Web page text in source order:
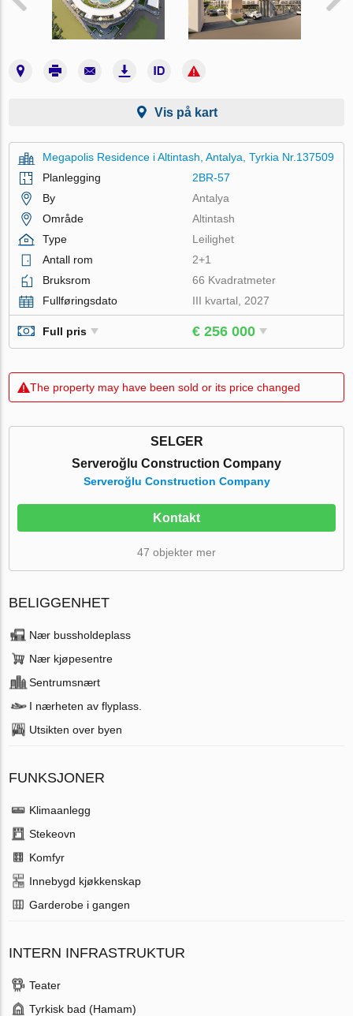
Vis på kart
Megapolis Residence i Altintash, Antalya, Tyrkia Nr.137509
Planlegging
2BR-57
By
Antalya
Område
Altintash
Type
Leilighet
Antall rom
2+1
Bruksrom
66 Kvadratmeter
Fullføringsdato
III kvartal, 2027
Full pris € 256 000
The property may have been sold or its price changed
SELGER
Serveroğlu Construction Company
Serveroğlu Construction Company
Kontakt
47 objekter mer
BELIGGENHET
Nær bussholdeplass
Nær kjøpesentre
Sentrumsnært
I nærheten av flyplass.
Utsikten over byen
FUNKSJONER
Klimaanlegg
Stekeovn
Komfyr
Innebygd kjøkkenskap
Garderobe i gangen
INTERN INFRASTRUKTUR
Teater
Tyrkisk bad (Hamam)